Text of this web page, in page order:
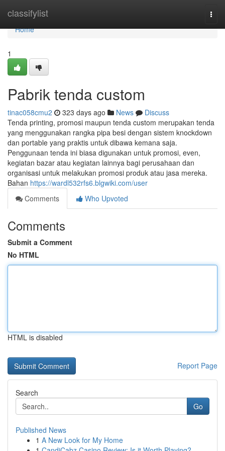
classifylist
Home
Home
1
Pabrik tenda custom
tinac058cmu2 323 days ago News
Discuss
Tenda printing, promosi maupun tenda custom merupakan tenda
yang menggunakan rangka pipa besi dengan sistem knockdown
dan portable yang praktis untuk dibawa kemana saja.
Penggunaan tenda ini biasa digunakan untuk promosi, even,
kegiatan bazar atau kegiatan lainnya bagi perusahaan dan
organisasi untuk melakukan promosi produk atau jasa mereka.
Bahan https://wardl532rfs6.blgwiki.com/user
Comments
Who Upvoted
Comments
Submit a Comment
No HTML
HTML is disabled
Report Page
Search
Go
Published News
1 A New Look for My Home